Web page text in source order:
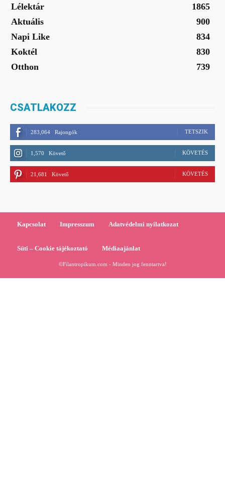
Lélektár
1865
Aktuális
900
Napi Like
834
Koktél
830
Otthon
739
CSATLAKOZZ
283,064 Rajongók TETSZIK
1,570 Követő KÖVETÉS
21,681 Követő KÖVETÉS
Kapcsolat Impresszum Adatvédelmi nyilatkozat
Süti – Cookie tájékoztató Médiaajánlat
©Filantropikum.com - Minden jog fenntartva!